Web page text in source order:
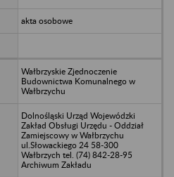
akta osobowe
Wałbrzyskie Zjednoczenie
Budownictwa Komunalnego w
Wałbrzychu
Dolnośląski Urząd Wojewódzki
Zakład Obsługi Urzędu - Oddział
Zamiejscowy w Wałbrzychu
ul.Słowackiego 24 58-300
Wałbrzych tel. (74) 842-28-95
Archiwum Zakładu